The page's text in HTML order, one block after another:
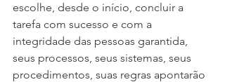
escolhe, desde o início, concluir a
tarefa com sucesso e com a
integridade das pessoas garantida,
seus processos, seus sistemas, seus
procedimentos, suas regras apontarão